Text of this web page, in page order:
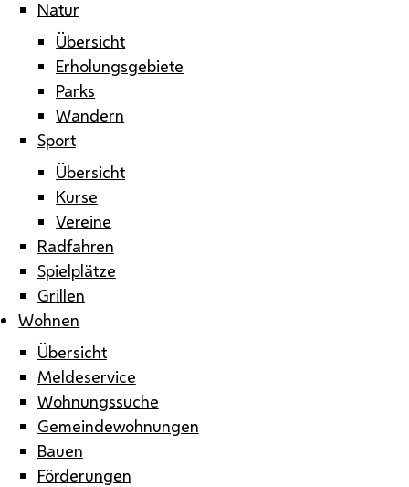
Natur
Übersicht
Erholungsgebiete
Parks
Wandern
Sport
Übersicht
Kurse
Vereine
Radfahren
Spielplätze
Grillen
Wohnen
Übersicht
Meldeservice
Wohnungssuche
Gemeindewohnungen
Bauen
Förderungen